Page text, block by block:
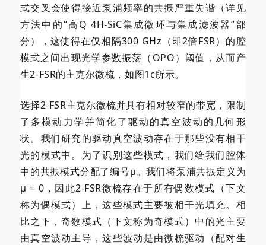
式交叉会使得接近泵浦频率的共振严重失谐（详见
方法中的“高Q 4H-SiC集成微环与集成滤波器”部
分），这使得在仅相隔300 GHz（即2倍FSR）的腔
模式之间出现光学参数振荡（OPO）阈值，从而产
生2-FSR的主克尔微梳，如图1c所示。
选择2-FSR主克尔微梳并具有相对较窄的带宽，限制
了多模动力学并简化了驱动的真空波动的几何形
状。我们研究的驱动真空波动存在于那些没有相干
光的模式中。为了识别这些模式，我们给我们腔体
中的共振模式分配了编号μ。我们将泵浦共振定义为
μ = 0，因此2-FSR微梳存在于所有偶数模式（下文
称为偶模式）上，这些模式主要被相干光填充。相
比之下，奇数模式（下文称为奇模式）中的光主要
由真空波动主导，这些波动是由微梳驱动（配对生